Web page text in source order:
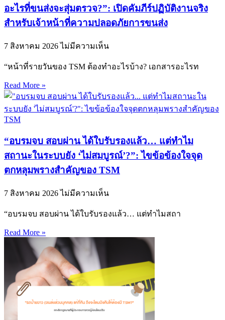
อะไรที่ขนส่งจะสุ่มตรวจ?”: เปิดคัมภีร์ปฏิบัติงานจริง
สำหรับเจ้าหน้าที่ความปลอดภัยการขนส่ง
7 สิงหาคม 2026ไม่มีความเห็น
“หน้าที่รายวันของ TSM ต้องทำอะไรบ้าง? เอกสารอะไรท
Read More »
“อบรมจบ สอบผ่าน ได้ใบรับรองแล้ว… แต่ทำไม
สถานะในระบบยัง ‘ไม่สมบูรณ์’?”: ไขข้อข้องใจจุด
ตกหลุมพรางสำคัญของ TSM
7 สิงหาคม 2026ไม่มีความเห็น
“อบรมจบ สอบผ่าน ได้ใบรับรองแล้ว… แต่ทำไมสถา
Read More »